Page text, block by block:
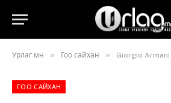
Урлаг.мн » Гоо сайхан » Giorgio Armani Монголд
ГОО САЙХАН